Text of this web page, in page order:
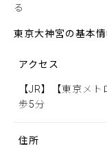
る
東京大神宮の基本情
アクセス
【JR】【東京メ
歩5分
住所